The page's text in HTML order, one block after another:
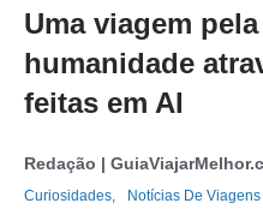
Uma viagem
humanidade
feitas em AI
Redação |
Curiosidades, Notícias De Viagens